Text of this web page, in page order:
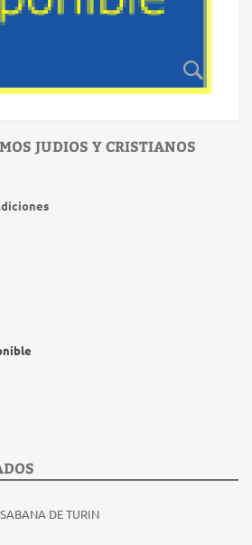
JUDIOS Y CRISTIANOS
DE TURIN